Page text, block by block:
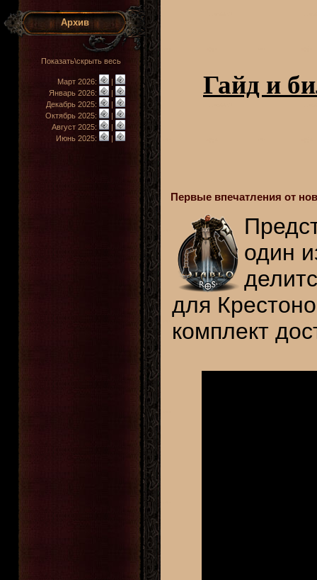
Архив
Показать\скрыть весь
Март 2026:
|
Январь 2026:
|
Декабрь 2025:
|
Октябрь 2025:
|
Август 2025:
|
Июнь 2025:
|
Гайд и
Первые впечатления от
один
для
комплект